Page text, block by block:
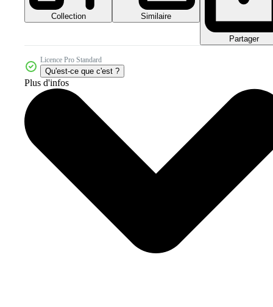
Collection Similaire
Partager
Licence Pro Standard
Qu'est-ce que c'est ?
Plus d'infos